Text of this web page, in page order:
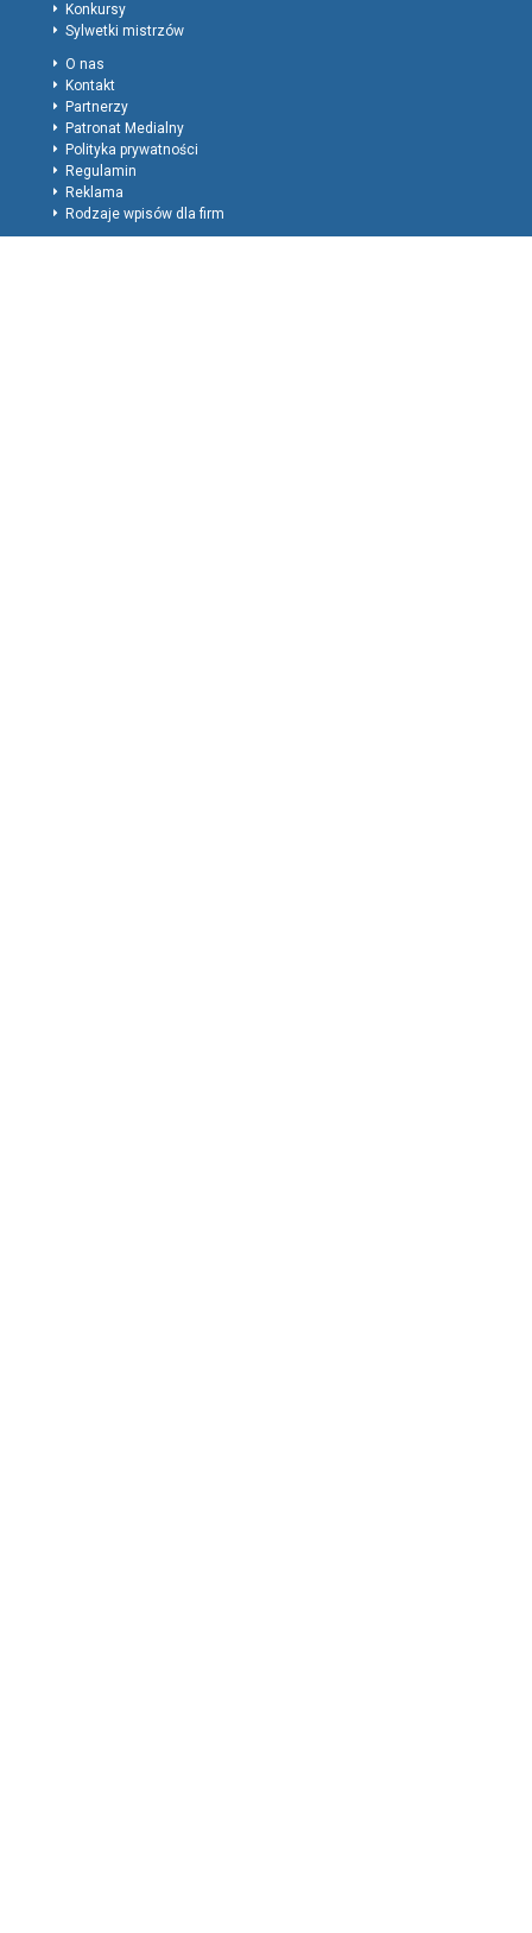
Konkursy
Sylwetki mistrzów
O nas
Kontakt
Partnerzy
Patronat Medialny
Polityka prywatności
Regulamin
Reklama
Rodzaje wpisów dla firm